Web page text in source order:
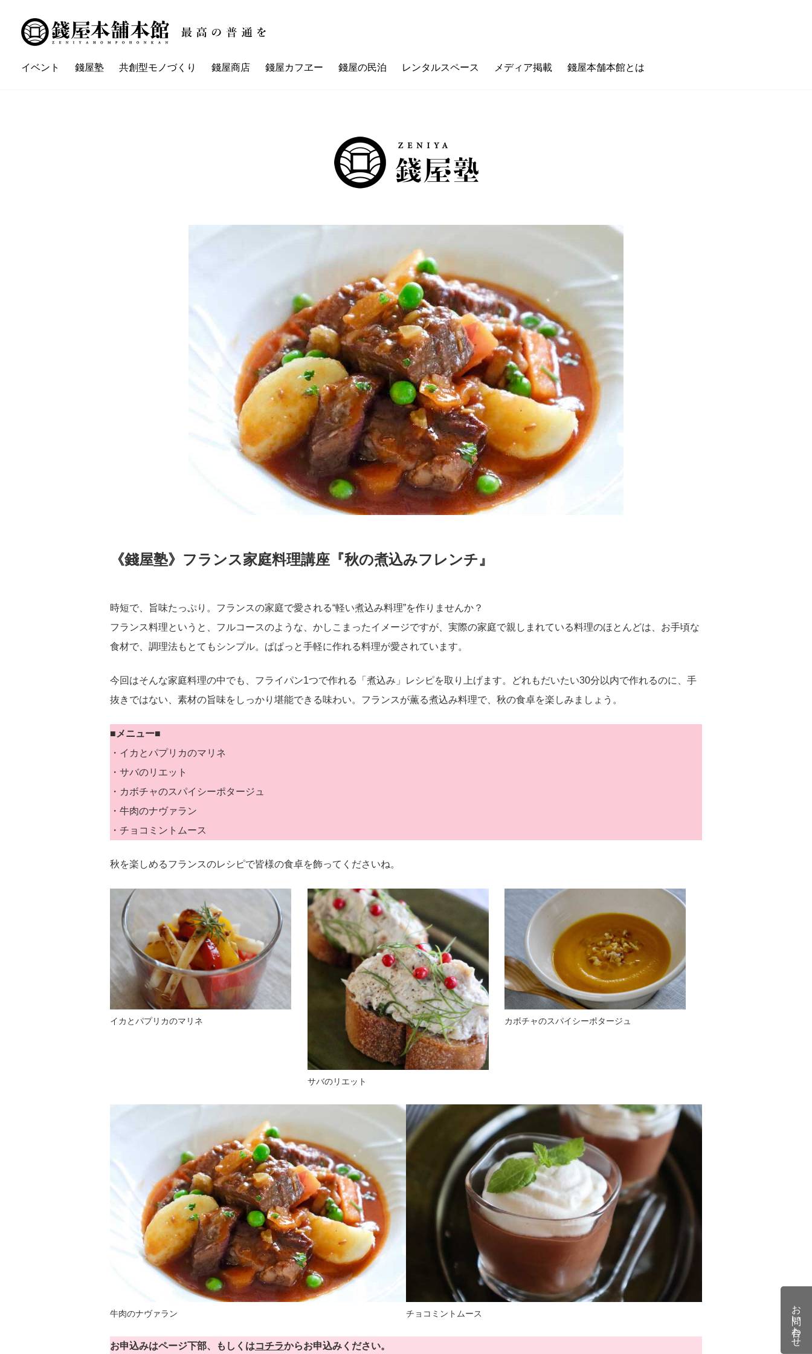
イベント 錢屋塾 共創型モノづくり 錢屋商店 錢屋カフヱー 錢屋の民泊 レンタルスペース メディア掲載 錢屋本舗本館とは
《錢屋塾》フランス家庭料理講座『秋の煮込みフレンチ』
時短で、旨味たっぷり。フランスの家庭で愛される“軽い煮込み料理”を作りませんか？
フランス料理というと、フルコースのような、かしこまったイメージですが、実際の家庭で親しまれている料理のほとんどは、お手頃な
食材で、調理法もとてもシンプル。ぱぱっと手軽に作れる料理が愛されています。
今回はそんな家庭料理の中でも、フライパン1つで作れる「煮込み」レシピを取り上げます。どれもだいたい30分以内で作れるのに、手
抜きではない、素材の旨味をしっかり堪能できる味わい。フランスが薫る煮込み料理で、秋の食卓を楽しみましょう。
■メニュー■
・イカとパプリカのマリネ
・サバのリエット
・カボチャのスパイシーポタージュ
・牛肉のナヴァラン
・チョコミントムース
秋を楽しめるフランスのレシピで皆様の食卓を飾ってくださいね。
イカとパプリカのマリネ
サバのリエット
カボチャのスパイシーポタージュ
牛肉のナヴァラン チョコミントムース
お申込みはページ下部、もしくはコチラからお申込みください。
お問い合わせ